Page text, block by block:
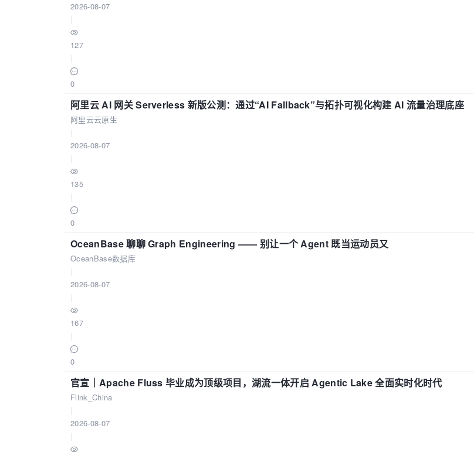
2026-08-07
127
0
阿里云 AI 网关 Serverless 新版公测：通过“AI Fallback”与拓扑可视化构建 AI 流量治理底座
阿里云云原生
2026-08-07
135
0
OceanBase 聊聊 Graph Engineering —— 别让一个 Agent 既当运动员又
OceanBase数据库
2026-08-07
167
0
官宣｜Apache Fluss 毕业成为顶级项目，湖流一体开启 Agentic Lake 全面实时化时代
Flink_China
2026-08-07